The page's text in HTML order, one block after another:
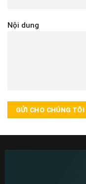
Nội dung